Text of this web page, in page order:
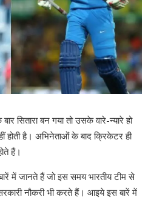
सितारा बन गया तो उसके वारे-न्यारे हो
होती है। अभिनेताओं के बाद क्रिकेटर ही
हैं।
में जानते हैं जो इस समय भारतीय टीम से
नौकरी भी करते हैं। आइये इस बारें में